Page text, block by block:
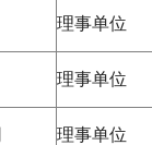
理事单位
理事单位
理事单位